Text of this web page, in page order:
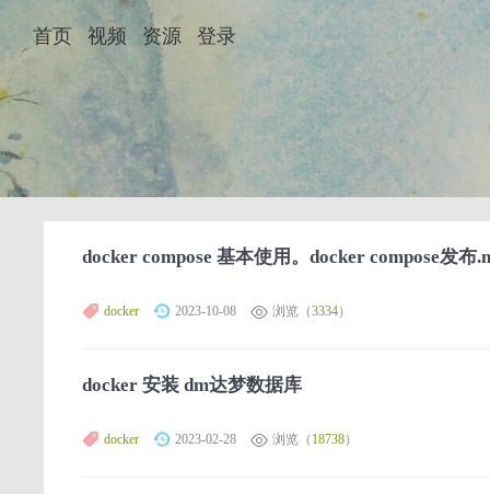
首页 视频 资源 登录
docker compose 基本使用。docker compose发布
docker 2023-10-08 浏览（3334）
docker 安装 dm达梦数据库
docker 2023-02-28 浏览（ 18738）